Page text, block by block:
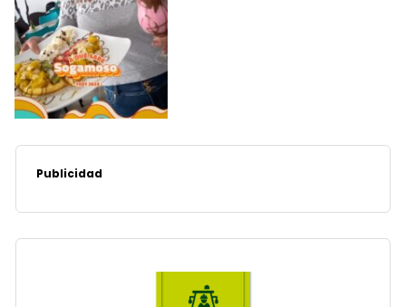
Publicidad